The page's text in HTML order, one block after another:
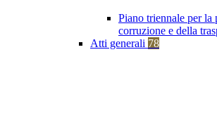
Piano triennale per la
corruzione e della
Atti generali 78